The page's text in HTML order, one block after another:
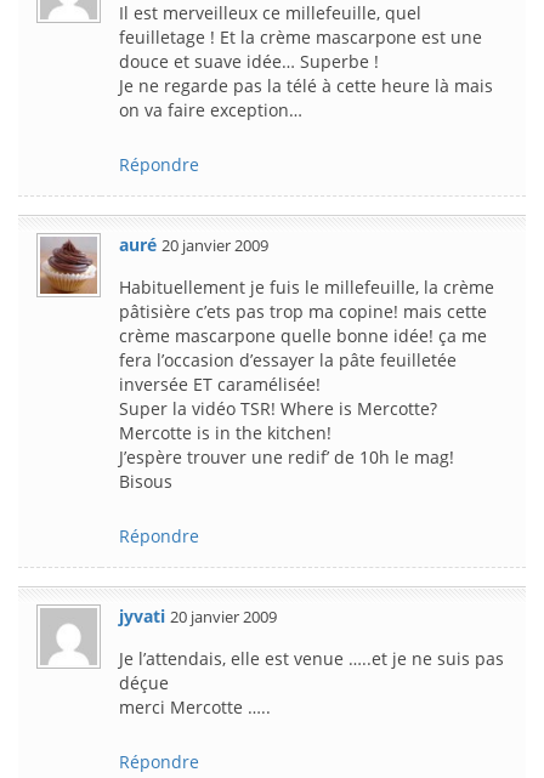
Il est merveilleux ce millefeuille, quel
feuilletage ! Et la crème mascarpone est une
douce et suave idée… Superbe !
Je ne regarde pas la télé à cette heure là mais
on va faire exception…
Répondre
auré 20 janvier 2009
Habituellement je fuis le millefeuille, la crème
pâtisière c’ets pas trop ma copine! mais cette
crème mascarpone quelle bonne idée! ça me
fera l’occasion d’essayer la pâte feuilletée
inversée ET caramélisée!
Super la vidéo TSR! Where is Mercotte?
Mercotte is in the kitchen!
J’espère trouver une redif’ de 10h le mag!
Bisous
Répondre
jyvati 20 janvier 2009
Je l’attendais, elle est venue …..et je ne suis pas
déçue
merci Mercotte …..
Répondre